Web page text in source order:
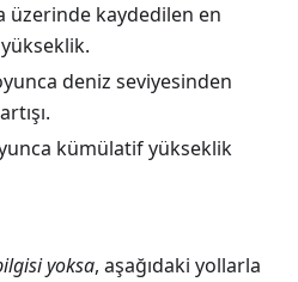
üzerinde kaydedilen en
deniz seviyesinden
kümülatif yükseklik
yoksa, aşağıdaki yollarla